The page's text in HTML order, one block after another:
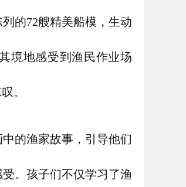
的72艘精美船模，生动
境地感受到渔民作业场
。
的渔家故事，引导他们
。孩子们不仅学习了渔